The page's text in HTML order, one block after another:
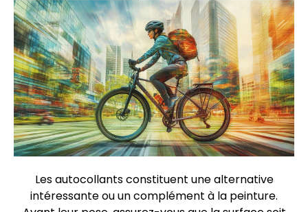
Les autocollants constituent une alternative
intéressante ou un complément à la peinture.